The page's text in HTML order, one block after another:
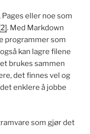
eller noe som
[2]. Med Markdown
programmer som
kan lagre filene
brukes sammen
det finnes vel og
enklere å jobbe
som gjør det